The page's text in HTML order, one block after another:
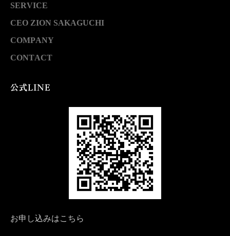
SERVICE
CEO ZION SAKAGUCHI
COMPANY
CONTACT
公式LINE
お申し込みはこちら